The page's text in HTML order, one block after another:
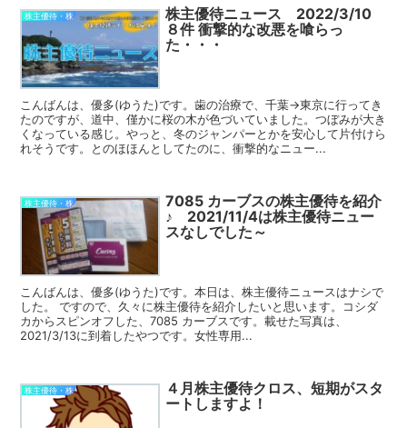
株主優待・株
株主優待ニュース 2022/3/10
８件 衝撃的な改悪を喰らっ
た・・・
こんばんは、優多(ゆうた)です。歯の治療で、千葉→東京に行ってき
たのですが、道中、僅かに桜の木が色づいていました。つぼみが大き
くなっている感じ。やっと、冬のジャンパーとかを安心して片付けら
れそうです。とのほほんとしてたのに、衝撃的なニュー...
株主優待・株
7085 カーブスの株主優待を紹介
♪ 2021/11/4は株主優待ニュー
スなしでした～
こんばんは、優多(ゆうた)です。本日は、株主優待ニュースはナシで
した。 ですので、久々に株主優待を紹介したいと思います。コシダ
カからスピンオフした、7085 カーブスです。載せた写真は、
2021/3/13に到着したやつです。女性専用...
株主優待・株
４月株主優待クロス、短期がスタ
ートしますよ！